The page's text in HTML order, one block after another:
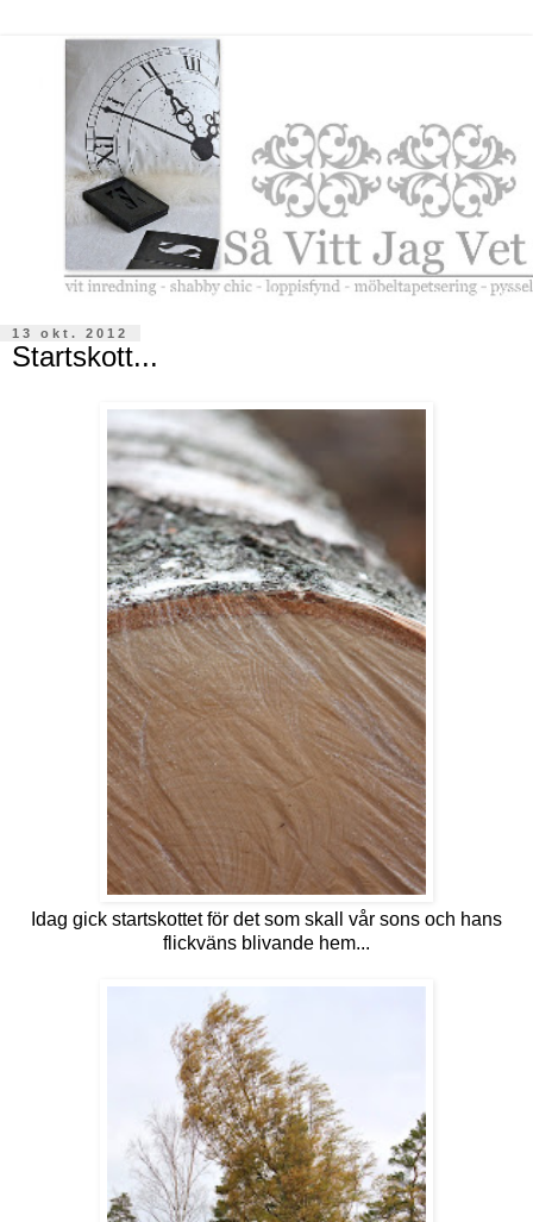
13 okt. 2012
Startskott...
Idag gick startskottet för det som skall vår sons och hans
flickväns blivande hem...